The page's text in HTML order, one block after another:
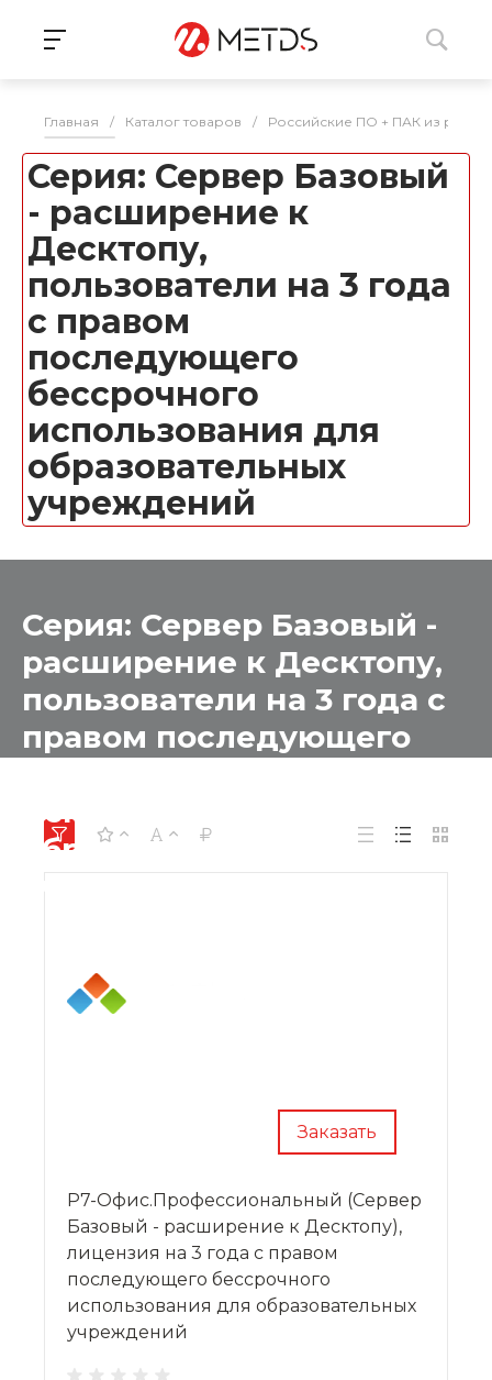
Главная / Каталог товаров / Российские ПО + ПАК из
Серия: Сервер Базовый
- расширение к
Десктопу,
пользователи на 3 года
с правом
последующего
бессрочного
использования для
образовательных
учреждений
Серия: Сервер Базовый -
расширение к Десктопу,
пользователи на 3 года с
правом последующего
использования для
образовательных
Заказать
Р7-Офис.Профессиональный (Сервер
Базовый - расширение к Десктопу),
лицензия на 3 года с правом
последующего бессрочного
использования для образовательных
учреждений